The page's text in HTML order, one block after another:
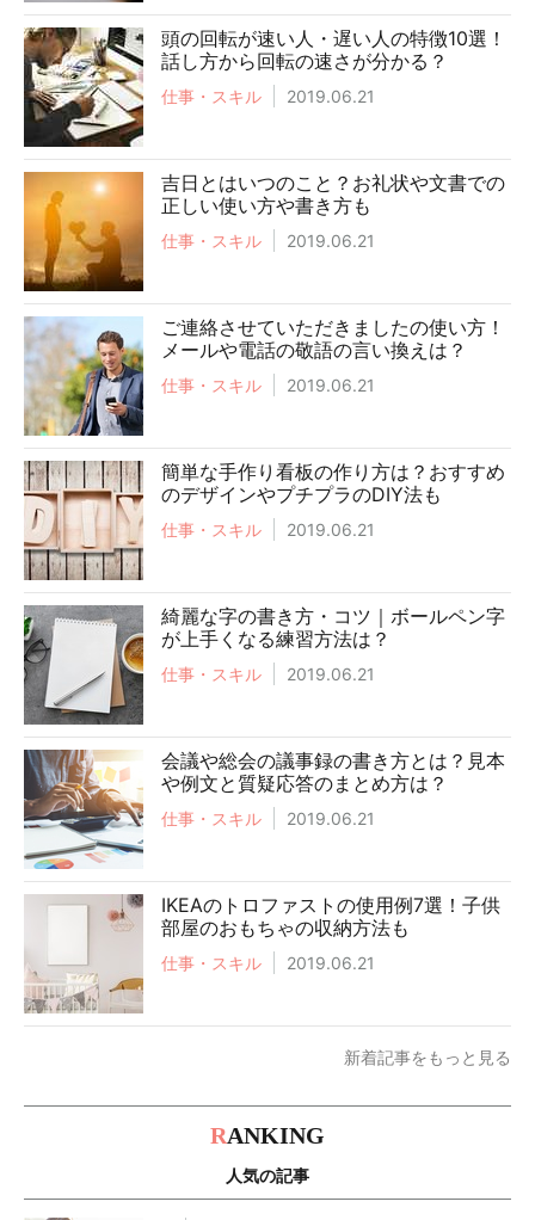
頭の回転が速い人・遅い人の特徴10選！
話し方から回転の速さが分かる？
仕事・スキル 2019.06.21
吉日とはいつのこと？お礼状や文書での
正しい使い方や書き方も
仕事・スキル 2019.06.21
ご連絡させていただきましたの使い方！
メールや電話の敬語の言い換えは？
仕事・スキル 2019.06.21
簡単な手作り看板の作り方は？おすすめ
のデザインやプチプラのDIY法も
仕事・スキル 2019.06.21
綺麗な字の書き方・コツ｜ボールペン字
が上手くなる練習方法は？
仕事・スキル 2019.06.21
会議や総会の議事録の書き方とは？見本
や例文と質疑応答のまとめ方は？
仕事・スキル 2019.06.21
IKEAのトロファストの使用例7選！子供
部屋のおもちゃの収納方法も
仕事・スキル 2019.06.21
新着記事をもっと見る
RANKING
人気の記事